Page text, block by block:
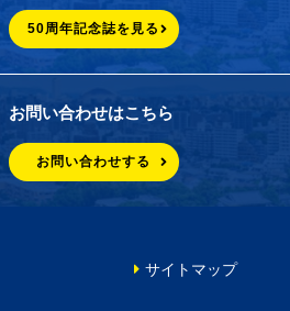
50周年記念誌を見る
お問い合わせはこちら
お問い合わせする
サイトマップ